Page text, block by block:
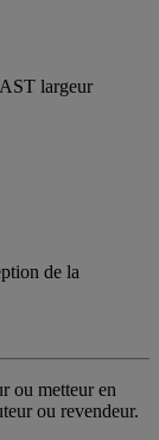
largeur
de la
ou metteur en
ou revendeur.